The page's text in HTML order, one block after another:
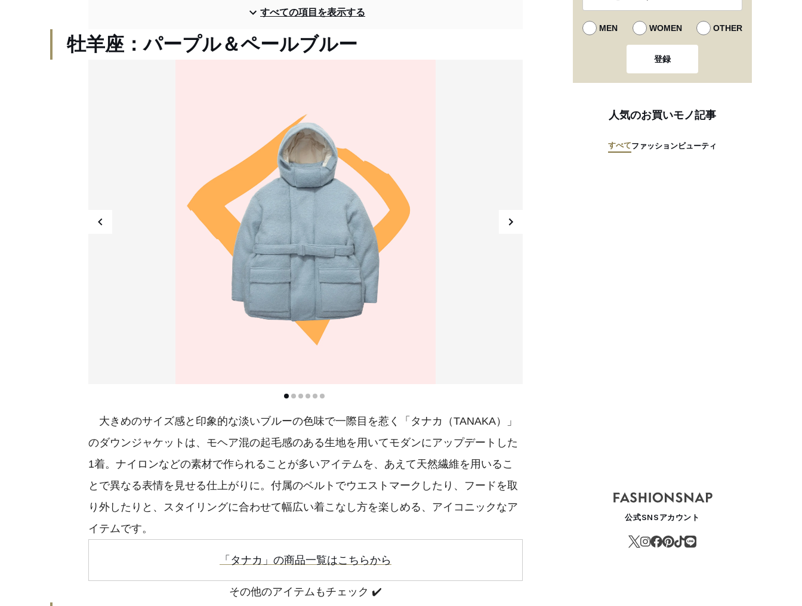
すべての項目を表示する
牡羊座：パープル＆ペールブルー
大きめのサイズ感と印象的な淡いブルーの色味で一際目を惹く「タナカ（TANAKA）」
のダウンジャケットは、モヘア混の起毛感のある生地を用いてモダンにアップデートした
1着。ナイロンなどの素材で作られることが多いアイテムを、あえて天然繊維を用いるこ
とで異なる表情を見せる仕上がりに。付属のベルトでウエストマークしたり、フードを取
り外したりと、スタイリングに合わせて幅広い着こなし方を楽しめる、アイコニックなア
イテムです。
「タナカ」の商品一覧はこちらから
その他のアイテムもチェック ✔️
MEN WOMEN OTHER
登録
人気のお買いモノ記事
すべてファッションビューティ
公式SNSアカウント